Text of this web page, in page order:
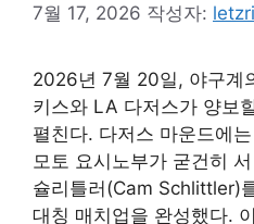
7월 17, 2026 작성자:
2026년 7월 20일, 야구계
키스와 LA 다저스가 양보
펼친다. 다저스 마운드에
모토 요시노부가 굳건히
슐리틀러(Cam Schlittler)
대칭 매치업을 완성했다.